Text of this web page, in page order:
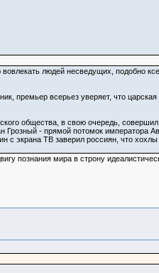
людей несведущих, подобно
премьер всерьез уверяет, что
общества, в свою очередь,
Грозный - прямой потомок императора
экрана ТВ заверил россиян, что хохлы
познания мира в строну